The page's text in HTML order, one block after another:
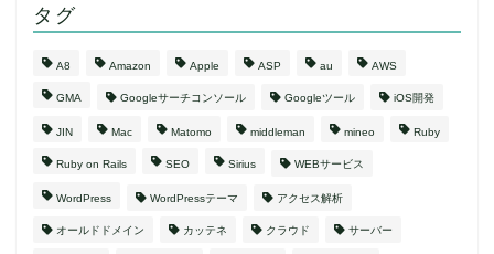
タグ
A8 Amazon Apple ASP au AWS
GMA Googleサーチコンソール Googleツール iOS開発
JIN Mac Matomo middleman mineo Ruby
Ruby on Rails SEO Sirius WEBサービス
WordPress WordPressテーマ アクセス解析
オールドドメイン カッテネ クラウド サーバー